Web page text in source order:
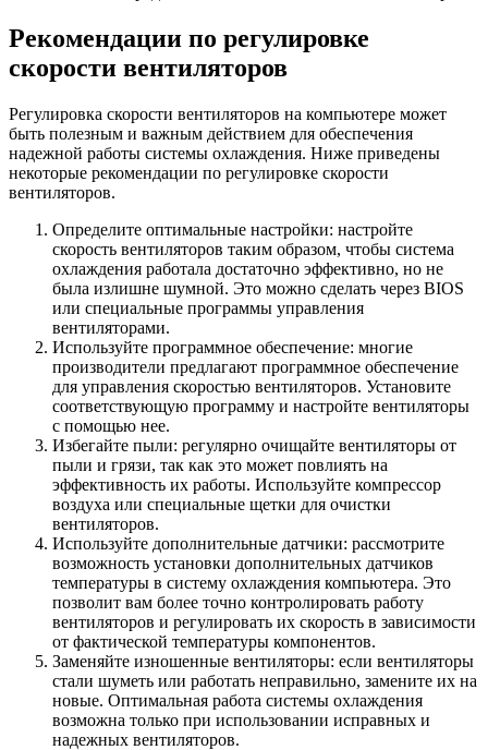
Рекомендации по регулировке
скорости вентиляторов
Регулировка скорости вентиляторов на компьютере может
быть полезным и важным действием для обеспечения
надежной работы системы охлаждения. Ниже приведены
некоторые рекомендации по регулировке скорости
вентиляторов.
Определите оптимальные настройки: настройте
скорость вентиляторов таким образом, чтобы система
охлаждения работала достаточно эффективно, но не
была излишне шумной. Это можно сделать через BIOS
или специальные программы управления
вентиляторами.
Используйте программное обеспечение: многие
производители предлагают программное обеспечение
для управления скоростью вентиляторов. Установите
соответствующую программу и настройте вентиляторы
с помощью нее.
Избегайте пыли: регулярно очищайте вентиляторы от
пыли и грязи, так как это может повлиять на
эффективность их работы. Используйте компрессор
воздуха или специальные щетки для очистки
вентиляторов.
Используйте дополнительные датчики: рассмотрите
возможность установки дополнительных датчиков
температуры в систему охлаждения компьютера. Это
позволит вам более точно контролировать работу
вентиляторов и регулировать их скорость в зависимости
от фактической температуры компонентов.
Заменяйте изношенные вентиляторы: если вентиляторы
стали шуметь или работать неправильно, замените их на
новые. Оптимальная работа системы охлаждения
возможна только при использовании исправных и
надежных вентиляторов.